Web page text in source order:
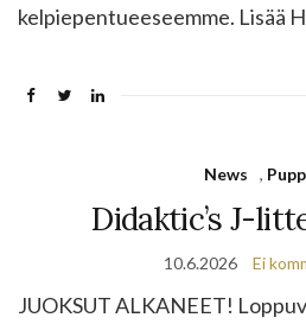
kelpiepentueeseemme. Lisää
News ,
Didaktic’s J-
10.6.2026 Ei
JUOKSUT ALKANEET!